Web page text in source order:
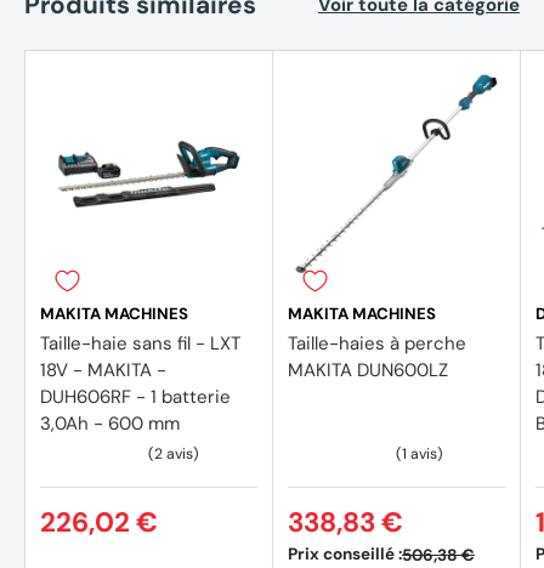
Poids de l'outil avec batterie (EPTA) : 3,8 - 4,5kg
1 x Batterie 18V 5Ah BL1850B
1 x Chargeur rapide
MAKITA MACHINES
Taille-haie sans fil - LXT
18V - MAKITA -
DUH606RF - 1 batterie
3,0Ah - 600 mm
226,02 €
MAKITA MACHINES
Taille-haies à perche
MAKITA DUN600LZ
Prix conseillé :506,38 €
338,83 €